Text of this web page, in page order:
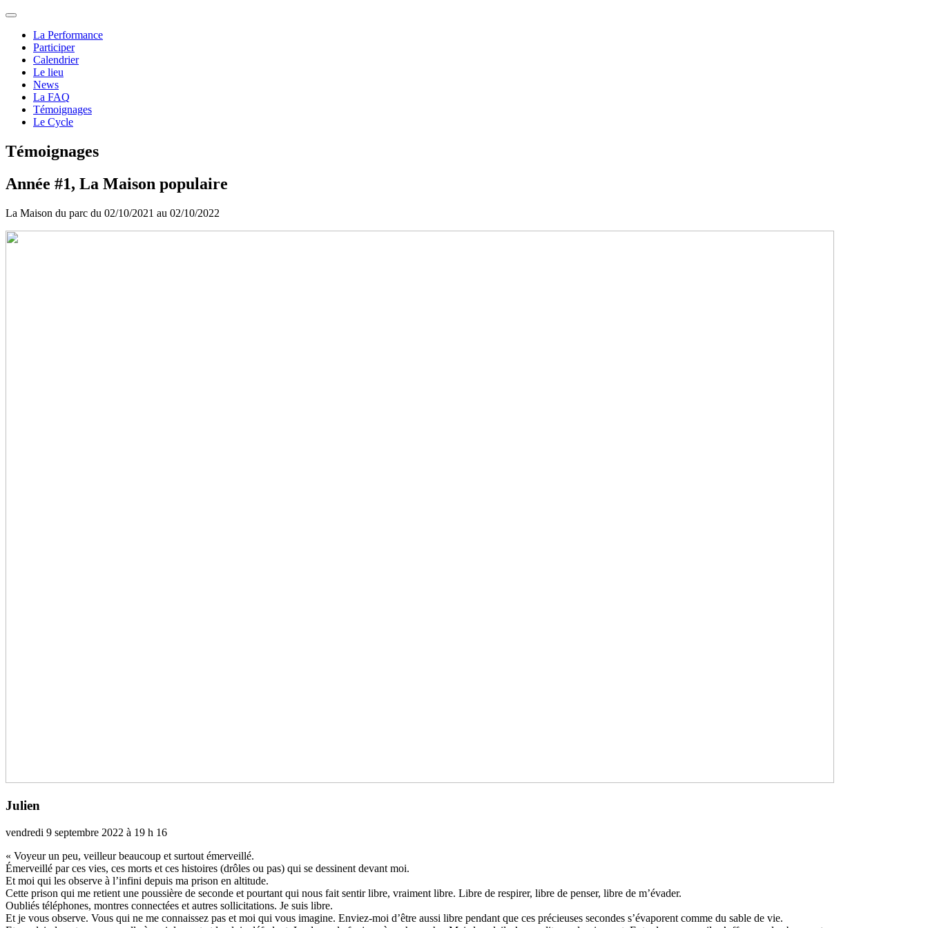
La Performance
Participer
Calendrier
Le lieu
News
La FAQ
Témoignages
Le Cycle
Témoignages
Année #1, La Maison populaire
La Maison du parc du 02/10/2021 au 02/10/2022
Julien
vendredi 9 septembre 2022 à 19 h 16
« Voyeur un peu, veilleur beau­coup et sur­tout émerveillé.
Émerveillé par ces vies, ces morts et ces his­toi­res (drôles ou pas) qui se des­si­nent devant moi.
Et moi qui les observe à l’infini depuis ma prison en alti­tude.
Cette prison qui me retient une pous­sière de seconde et pour­tant qui nous fait sentir libre, vrai­ment libre. Libre de res­pi­rer, libre de penser, libre de m’évader.
Oubliés télé­pho­nes, mon­tres connec­tées et autres sol­li­ci­ta­tions. Je suis libre.
Et je vous observe. Vous qui ne me connais­sez pas et moi qui vous ima­gine. Enviez-moi d’être aussi libre pen­dant que ces pré­cieu­ses secondes s’évaporent comme du sable de vie.